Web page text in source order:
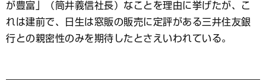
が豊富」（筒井義信社長）なことを理由に挙げたが、こ
れは建前で、日生は窓販の販売に定評がある三井住友銀
行との親密性のみを期待したとさえいわれている。